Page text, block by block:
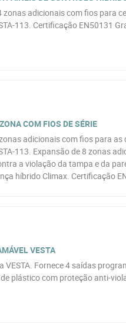
zonas adicionais com fios para
113. Certificação EN50131
COM FIOS DE SÉRIE
adicionais com fios para
113. Expansão de 8 zonas
a violação da tampa e da
híbrido Climax. Certificação
VESTA
VESTA. Fornece 4 saídas
plástico com proteção anti-